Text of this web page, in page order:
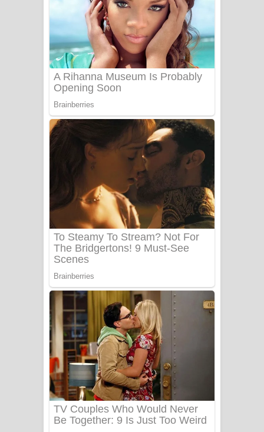
UNUHUMA Song Lyrics - උණුහුම
ගීතයේ පද පෙළ
Katakara Song Lyrics - කටකාර ගීතයේ
පද පෙළ
Tharu Yaye Dilena Song Lyrics - තරු
යායේ දිලෙනා ගීතයේ පද පෙළ
Ow Man Sosa Song Lyrics - ඔව් මං
සෝසා ගීතයේ පද පෙළ
Heavy Weight Song Lyrics
Aye Lanweela Song Lyrics - ආයේ
ලංවීලා ගීතයේ පද පෙළ
Ala purannata Song Lyrics - ආල
පුරන්නට ගීතයේ පද පෙළ
FEVER DREAM Lyrics - Alex Warren
BTS : Hooligan Lyrics
Apa Hamuwee Song Lyrics - අප හමුවී
ගීතයේ පද පෙළ